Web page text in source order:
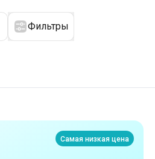
Фильтры
Самая низкая цена